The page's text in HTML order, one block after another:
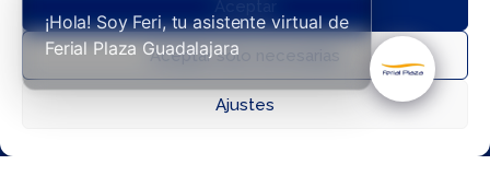
Aceptar solo necesarias
Ajustes
 
Cómo llegar

Elige
bien
el
¡Hola! Soy Feri, tu asistente virtual de
Ferial Plaza Guadalajara